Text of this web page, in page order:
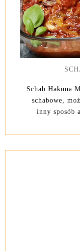
Schab Hakuna
schabowe,
inny sposób